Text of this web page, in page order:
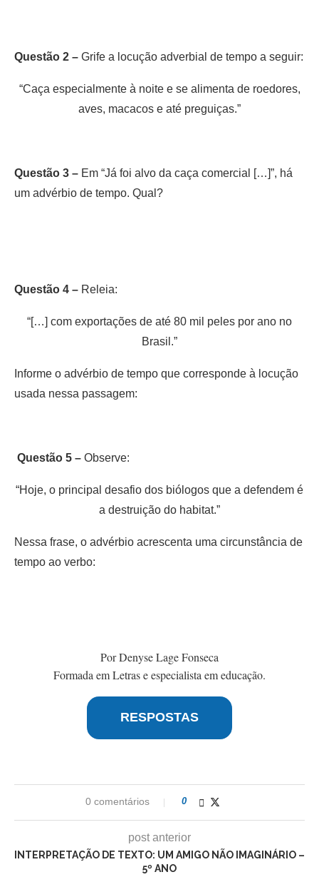
Questão 2 – Grife a locução adverbial de tempo a seguir:
“Caça especialmente à noite e se alimenta de roedores,
aves, macacos e até preguiças.”
Questão 3 – Em “Já foi alvo da caça comercial […]”, há
um advérbio de tempo. Qual?
Questão 4 – Releia:
“[…] com exportações de até 80 mil peles por ano no
Brasil.”
Informe o advérbio de tempo que corresponde à locução
usada nessa passagem:
Questão 5 – Observe:
“Hoje, o principal desafio dos biólogos que a defendem é
a destruição do habitat.”
Nessa frase, o advérbio acrescenta uma circunstância de
tempo ao verbo:
Por Denyse Lage Fonseca
Formada em Letras e especialista em educação.
RESPOSTAS
0 comentários 0
post anterior
INTERPRETAÇÃO DE TEXTO: UM AMIGO NÃO IMAGINÁRIO –
5º ANO